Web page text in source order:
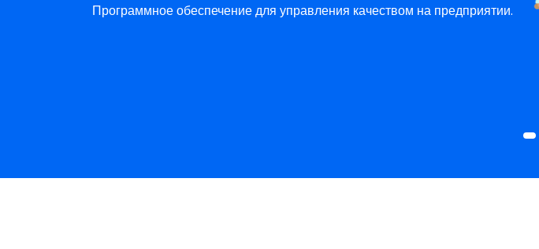
Программное обеспечение для управления качеством на предприятии.